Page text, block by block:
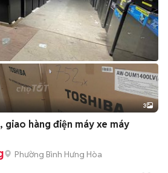
3
giao hàng điện máy xe máy
Phường Bình Hưng Hòa